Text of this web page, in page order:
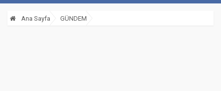
Ana Sayfa GÜNDEM